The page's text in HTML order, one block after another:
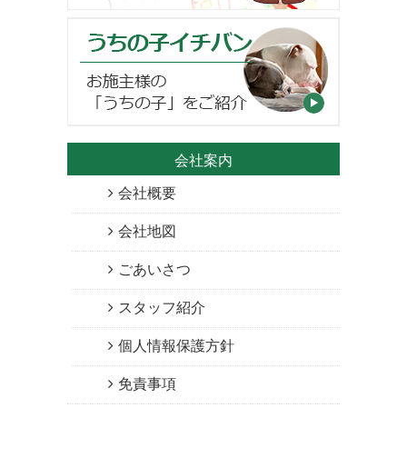
会社案内
会社概要
会社地図
ごあいさつ
スタッフ紹介
個人情報保護方針
免責事項